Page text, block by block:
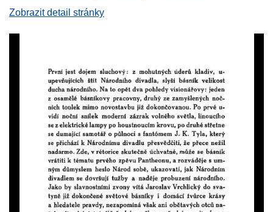
Zobrazit detail stránky